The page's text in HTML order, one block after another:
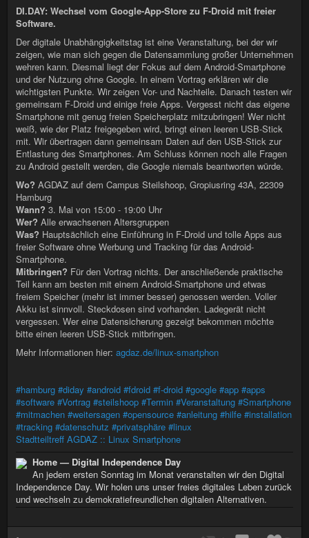
DI.DAY: Wechsel vom Google-App-Store zu F-Droid mit freier
Software.
Der digitale Unabhängigkeitstag ist eine Veranstaltung, bei der wir
zeigen, wie man sich gegen die Datensammlung großer Unternehmen
wehren kann. Diesmal liegt der Fokus auf dem Android-Smartphone
und der Nutzung ohne Google. In einem Vortrag erklären wir die
wichtigsten Punkte. Wir zeigen Vor- und Nachteile. Danach testen wir
gemeinsam F-Droid und einige freie Apps. Vergesst nicht das eigene
Smartphone mit genug freien Speicherplatz mitzubringen! Wer nicht
weiß, wie der Platz freigegeben wird, bringt einen leeren USB-Stick
mit. Wir übertragen dann gemeinsam Daten auf den USB-Stick zur
Entlastung des Smartphones. Am Schluss können noch alle Fragen
zu Android gestellt werden, die Google niemals beantworten würde.
Wo? AGDAZ auf dem Campus Steilshoop, Gropiusring 43A, 22309
Hamburg
Wann? 3. Mai von 15:00 - 19:00 Uhr
Wer? Alle erwachsenen Altersgruppen
Was? Hauptsächlich eine Einführung in F-Droid und tolle Apps aus
freier Software ohne Werbung und Tracking für das Android-
Smartphone.
Mitbringen? Für den Vortrag nichts. Der anschließende praktische
Teil kann am besten mit einem Android-Smartphone und etwas
freiem Speicher (mehr ist immer besser) genossen werden. Voller
Akku ist sinnvoll. Steckdosen sind vorhanden. Ladegerät nicht
vergessen. Wer eine Datensicherung gezeigt bekommen möchte
bitte einen leeren USB-Stick mitbringen.
Mehr Informationen hier: agdaz.de/linux-smartphon
#hamburg #diday #android #fdroid #f-droid #google #app #apps
#software #Vortrag #steilshoop #Termin #Veranstaltung #Smartphone
#mitmachen #weitersagen #opensource #anleitung #hilfe #installation
#tracking #datenschutz #privatsphäre #linux
Stadtteiltreff AGDAZ :: Linux Smartphone
Home — Digital Independence Day
An jedem ersten Sonntag im Monat veranstalten wir den Digital
Independence Day. Wir holen uns unser freies digitales Leben zurück
und wechseln zu demokratiefreundlichen digitalen Alternativen.